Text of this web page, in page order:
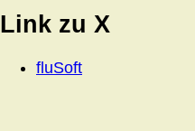
Link zu X
fluSoft